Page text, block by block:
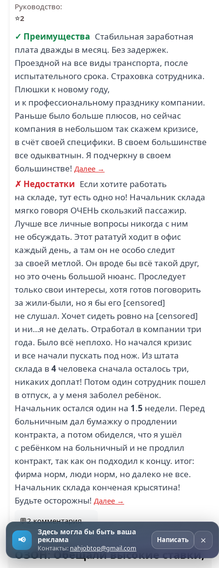
Руководство:
⭐2
✓ Преимущества Стабильная заработная
плата дважды в месяц. Без задержек.
Проездной на все виды транспорта, после
испытательного срока. Страховка сотрудника.
Плюшки к новому году,
и к профессиональному празднику компании.
Раньше было больше плюсов, но сейчас
компания в небольшом так скажем кризисе,
в счёт своей специфики. В своем большинстве
все одыкватнын. Я подчеркну в своем
большинстве! Далее →
✗ Недостатки Если хотите работать
на складе, тут есть одно но! Начальник склада
мягко говоря ОЧЕНЬ скользкий пассажир.
Лучше все личные вопросы никогда с ним
не обсуждать. Этот рататуй ходит в офис
каждый день, а там он не особо следит
за своей метлой. Он вроде бы всё такой друг,
но это очень большой нюанс. Проследует
только свои интересы, хотя готов поговорить
за жили-были, но я бы его [censored]
не слушал. Хочет сидеть ровно на [censored]
и ни…я не делать. Отработал в компании три
года. Было всё неплохо. Но начался кризис
и все начали пускать под нож. Из штата
склада в 4 человека сначала осталось три,
никаких доплат! Потом один сотрудник пошел
в отпуск, а у меня заболел ребёнок.
Начальник остался один на 1.5 недели. Перед
больничным дал бумажку о продлении
контракта, а потом обиделся, что я ушёл
с ребёнком на больничный и не продлил
контракт, так как он подходил к концу. итог:
фирма норм, люди норм, но далеко не все.
Начальник склада конченая крысятина!
Будьте осторожны! Далее →
💬2 комментария
ОЗОН: Обещали высокие ставки,
📢
Здесь могла бы быть ваша
реклама
Контакты: nahjobtop@gmail.com
Написать ×